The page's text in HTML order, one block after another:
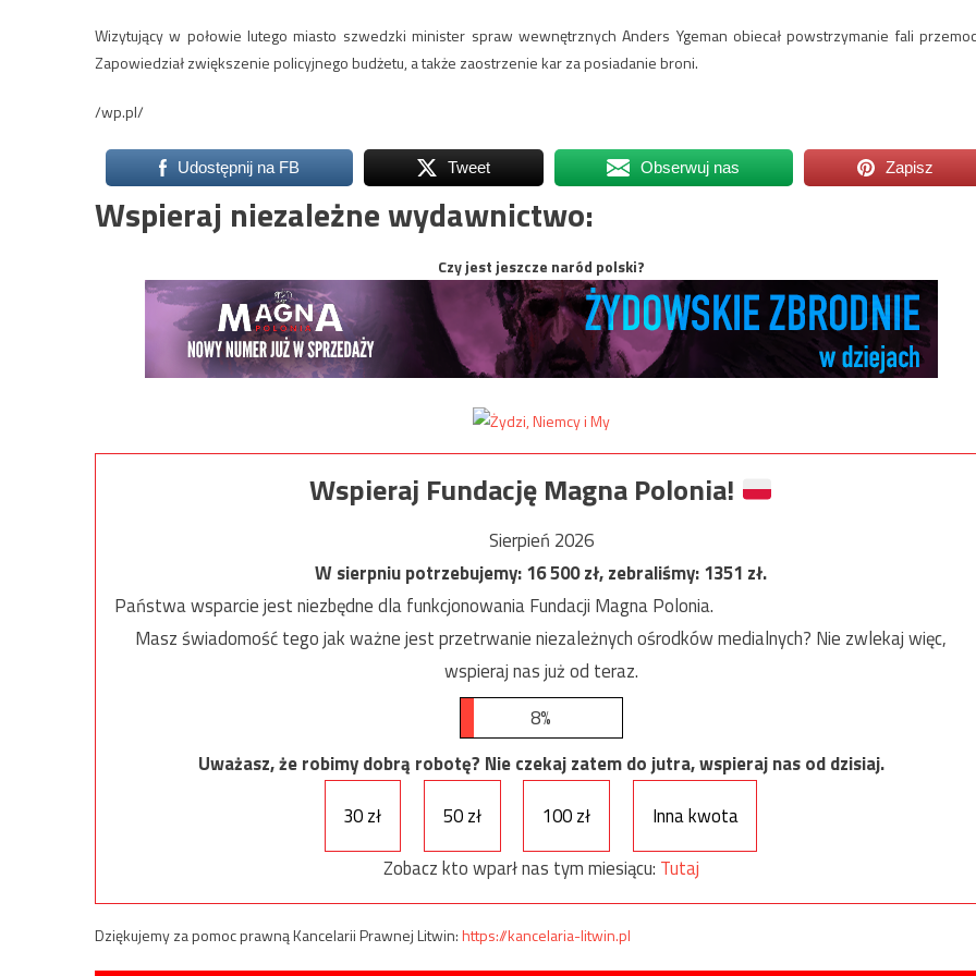
Wizytujący w połowie lutego miasto szwedzki minister spraw wewnętrznych Anders Ygeman obiecał powstrzymanie fali
Zapowiedział zwiększenie policyjnego budżetu, a także zaostrzenie kar za posiadanie broni.
/wp.pl/
Udostępnij na FB Tweet Obserwuj nas Zapisz
Wspieraj niezależne wydawnictwo:
Czy jest jeszcze naród polski?
Wspieraj Fundację Magna Polonia!
Sierpień 2026
W sierpniu potrzebujemy:16 500zł, zebraliśmy:1351 zł.
Państwa wsparcie jest niezbędne dla funkcjonowania Fundacji Magna Polonia.
Masz świadomość tego jak ważne jest przetrwanie niezależnych ośrodków medialnych? Nie zwlekaj więc,
wspieraj nas już od teraz.
8%
Uważasz, że robimy dobrą robotę? Nie czekaj zatem do jutra, wspieraj nas od dzisiaj.
30 zł
50 zł 100 zł
Inna kwota
Zobacz kto wparł nas tym miesiącu: Tutaj
Dziękujemy za pomoc prawną Kancelarii Prawnej Litwin:https://kancelaria-litwin.pl